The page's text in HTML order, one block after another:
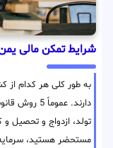
شرایط تمکن مالی
به طور کلی هر کدام از
دارند.
تولد، ازدواج و تحصیل و
مستحضر هستید،